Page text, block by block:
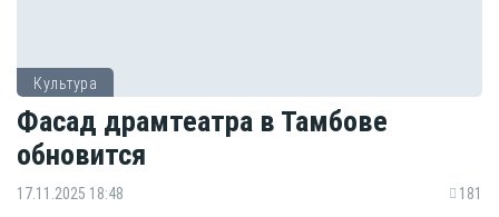
Культура
Фасад драмтеатра в Тамбове
обновится
17.11.2025 18:48 181